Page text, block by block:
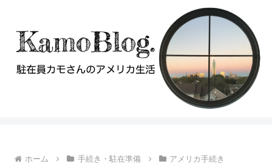
ホーム 手続き・駐在準備 アメリカ手続き